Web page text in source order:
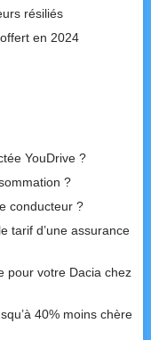
résiliés
en 2024
YouDrive ?
?
conducteur ?
tarif d’une assurance
pour votre Dacia chez
40% moins chère